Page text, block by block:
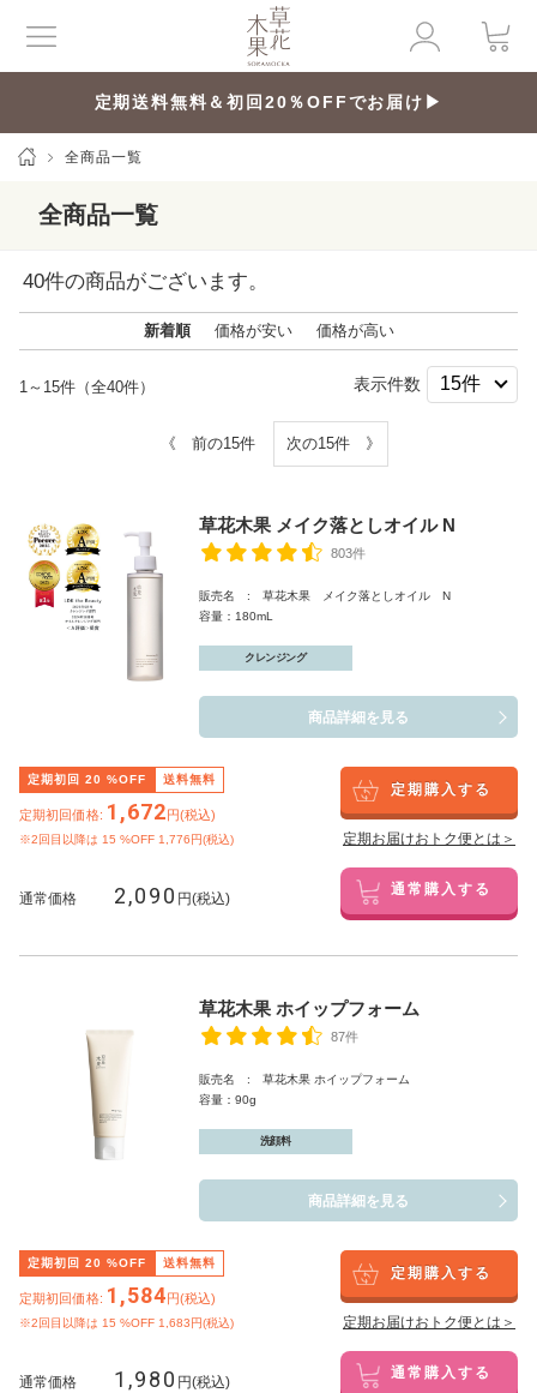
定期送料無料＆初回20％OFFでお届け▶
全商品一覧
全商品一覧
40件の商品がございます。
新着順 価格が安い 価格が高い
1～15件（全40件） 表示件数
《 前の15件 次の15件 》
草花木果 メイク落としオイル N
803件
販売名 : 草花木果 メイク落としオイル N
容量：180mL
クレンジング
商品詳細を見る
定期初回 20 %OFF 送料無料
定期初回価格: 1,672円(税込)
※2回目以降は 15 %OFF 1,776円(税込)
定期購入する
定期お届けおトク便とは＞
通常価格 2,090 円(税込) 通常購入する
草花木果 ホイップフォーム
87件
販売名 : 草花木果 ホイップフォーム
容量：90g
洗顔料
商品詳細を見る
定期初回 20 %OFF 送料無料
定期初回価格: 1,584円(税込)
※2回目以降は 15 %OFF 1,683円(税込)
定期購入する
定期お届けおトク便とは＞
通常価格 1,980 円(税込) 通常購入する